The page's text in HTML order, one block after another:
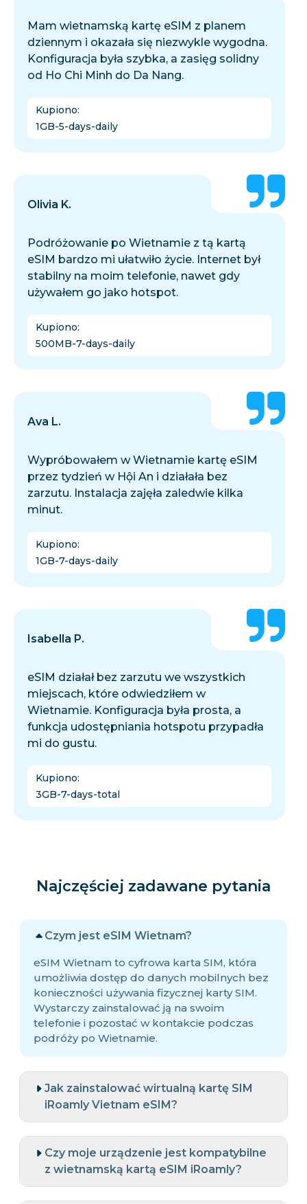
Mam wietnamską kartę eSIM z planem
dziennym i okazała się niezwykle wygodna.
Konfiguracja była szybka, a zasięg solidny
od Ho Chi Minh do Da Nang.
Kupiono:
1GB-5-days-daily
Olivia K.
Podróżowanie po Wietnamie z tą kartą
eSIM bardzo mi ułatwiło życie. Internet był
stabilny na moim telefonie, nawet gdy
używałem go jako hotspot.
Kupiono:
500MB-7-days-daily
Ava L.
Wypróbowałem w Wietnamie kartę eSIM
przez tydzień w Hội An i działała bez
zarzutu. Instalacja zajęła zaledwie kilka
minut.
Kupiono:
1GB-7-days-daily
Isabella P.
eSIM działał bez zarzutu we wszystkich
miejscach, które odwiedziłem w
Wietnamie. Konfiguracja była prosta, a
funkcja udostępniania hotspotu przypadła
mi do gustu.
Kupiono:
3GB-7-days-total
Najczęściej zadawane pytania
Czym jest eSIM Wietnam?
eSIM Wietnam to cyfrowa karta SIM, która
umożliwia dostęp do danych mobilnych bez
konieczności używania fizycznej karty SIM.
Wystarczy zainstalować ją na swoim
telefonie i pozostać w kontakcie podczas
podróży po Wietnamie.
Jak zainstalować wirtualną kartę SIM
iRoamly Vietnam eSIM?
Czy moje urządzenie jest kompatybilne
z wietnamską kartą eSIM iRoamly?